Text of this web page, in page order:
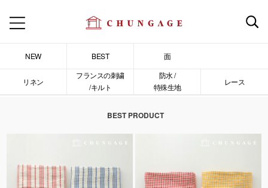
NEW BEST 面
リネン
フランスの刺繍
/キルト
防水 /
特殊生地
レース
BEST PRODUCT